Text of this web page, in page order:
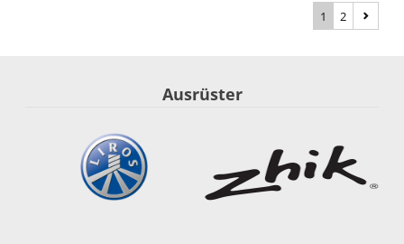
1 2
Ausrüster